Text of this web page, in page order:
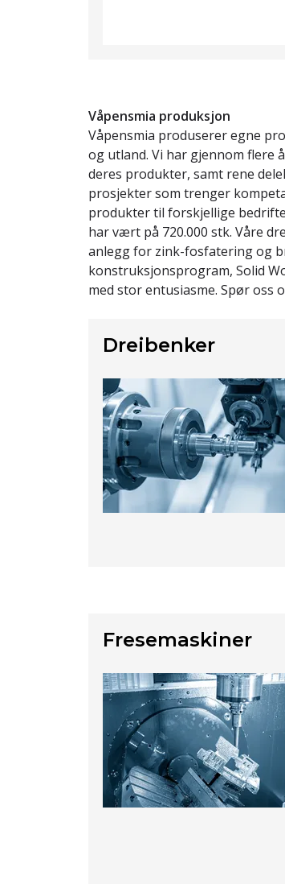
Våpensmia produksjon
Våpensmia produserer egne
og utland. Vi har gjennom flere
deres produkter, samt rene
prosjekter som trenger
produkter til forskjellige
har vært på 720.000 stk. Våre
anlegg for zink-fosfatering og
konstruksjonsprogram, Solid
med stor entusiasme. Spør oss
Dreibenker
Fresemaskiner